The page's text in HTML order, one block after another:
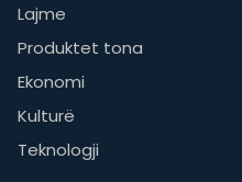
Lajme
Produktet tona
Ekonomi
Kulturë
Teknologji